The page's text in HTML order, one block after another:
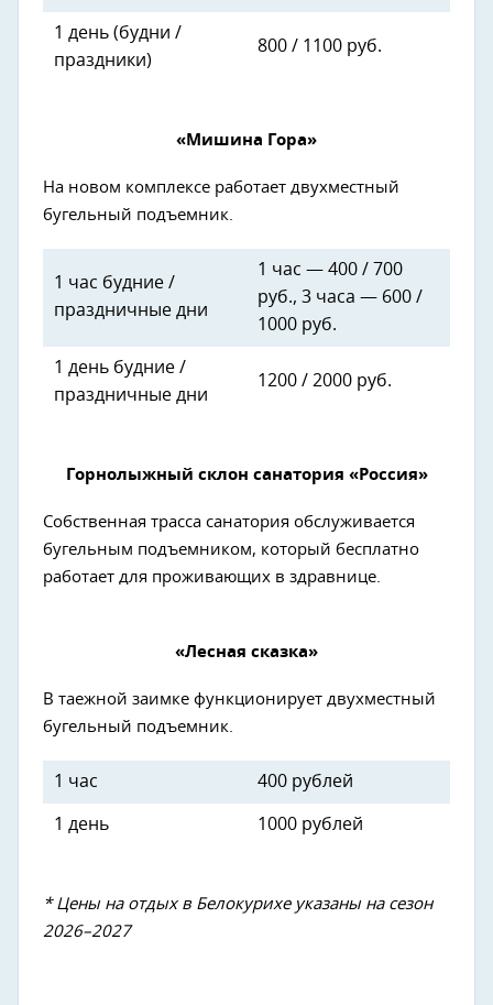
1 день (будни /
праздники)
800 / 1100 руб.
«Мишина Гора»
На новом комплексе работает двухместный
бугельный подъемник.
1 час будние /
праздничные дни
1 час — 400 / 700
руб., 3 часа — 600 /
1000 руб.
1 день будние /
праздничные дни
1200 / 2000 руб.
Горнолыжный склон санатория «Россия»
Собственная трасса санатория обслуживается
бугельным подъемником, который бесплатно
работает для проживающих в здравнице.
«Лесная сказка»
В таежной заимке функционирует двухместный
бугельный подъемник.
1 час 400 рублей
1 день 1000 рублей
* Цены на отдых в Белокурихе указаны на сезон
2026–2027